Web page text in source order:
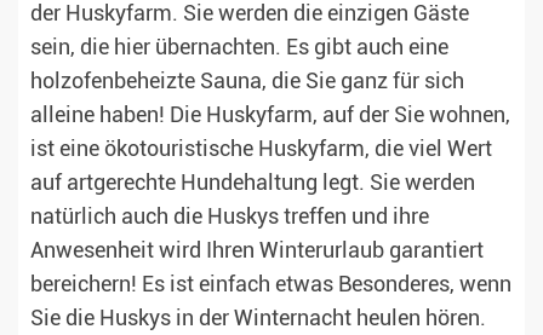
der Huskyfarm. Sie werden die einzigen Gäste
sein, die hier übernachten. Es gibt auch eine
holzofenbeheizte Sauna, die Sie ganz für sich
alleine haben! Die Huskyfarm, auf der Sie wohnen,
ist eine ökotouristische Huskyfarm, die viel Wert
auf artgerechte Hundehaltung legt. Sie werden
natürlich auch die Huskys treffen und ihre
Anwesenheit wird Ihren Winterurlaub garantiert
bereichern! Es ist einfach etwas Besonderes, wenn
Sie die Huskys in der Winternacht heulen hören.